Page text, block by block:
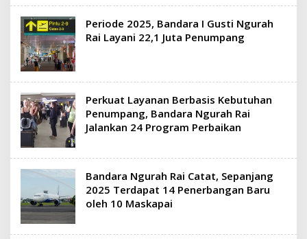
Periode 2025, Bandara I Gusti Ngurah
Rai Layani 22,1 Juta Penumpang
Perkuat Layanan Berbasis Kebutuhan
Penumpang, Bandara Ngurah Rai
Jalankan 24 Program Perbaikan
Bandara Ngurah Rai Catat, Sepanjang
2025 Terdapat 14 Penerbangan Baru
oleh 10 Maskapai